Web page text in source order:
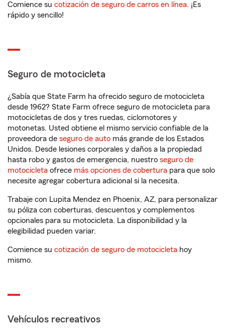
Comience su cotización de seguro de carros en línea. ¡Es
rápido y sencillo!
Seguro de motocicleta
¿Sabía que State Farm ha ofrecido seguro de motocicleta
desde 1962? State Farm ofrece seguro de motocicleta para
motocicletas de dos y tres ruedas, ciclomotores y
motonetas. Usted obtiene el mismo servicio confiable de la
proveedora de seguro de auto más grande de los Estados
Unidos. Desde lesiones corporales y daños a la propiedad
hasta robo y gastos de emergencia, nuestro seguro de
motocicleta ofrece más opciones de cobertura para que solo
necesite agregar cobertura adicional si la necesita.
Trabaje con Lupita Mendez en Phoenix, AZ, para personalizar
su póliza con coberturas, descuentos y complementos
opcionales para su motocicleta. La disponibilidad y la
elegibilidad pueden variar.
Comience su cotización de seguro de motocicleta hoy
mismo.
Vehículos recreativos